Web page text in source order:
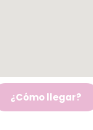
¿Cómo llegar?